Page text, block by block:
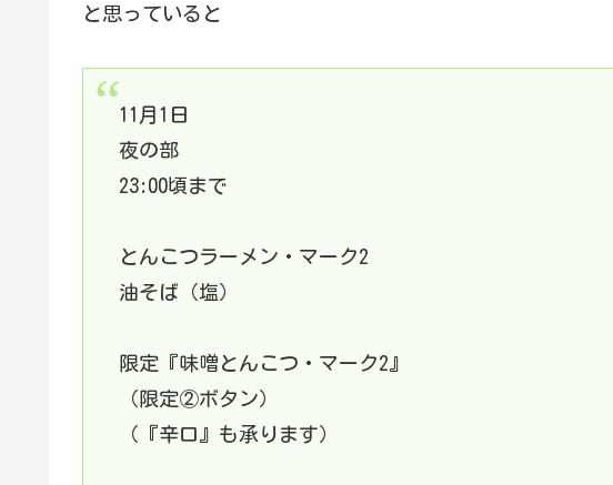
と思っていると
11月1日
夜の部
23:00頃まで
とんこつラーメン・マーク2
油そば（塩）
限定『味噌とんこつ・マーク2』
（限定②ボタン）
（『辛口』も承ります）